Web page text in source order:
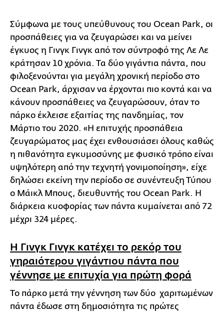
Σύμφωνα με τους υπεύθυνους του Ocean Park, οι
προσπάθειες για να ζευγαρώσει και να μείνει
έγκυος η Γινγκ Γινγκ από τον σύντροφό της Λε Λε
κράτησαν 10 χρόνια. Τα δύο γιγάντια πάντα, που
φιλοξενούνται για μεγάλη χρονική περίοδο στο
Ocean Park, άρχισαν να έρχονται πιο κοντά και να
κάνουν προσπάθειες να ζευγαρώσουν, όταν το
πάρκο έκλεισε εξαιτίας της πανδημίας, τον
Μάρτιο του 2020. «Η επιτυχής προσπάθεια
ζευγαρώματος μας έχει ενθουσιάσει όλους καθώς
η πιθανότητα εγκυμοσύνης με φυσικό τρόπο είναι
υψηλότερη από την τεχνητή γονιμοποίηση», είχε
δηλώσει εκείνη την περίοδο σε συνέντευξη Τύπου
ο Μάικλ Μπους, διευθυντής του Ocean Park. Η
διάρκεια κυοφορίας των πάντα κυμαίνεται από 72
μέχρι 324 μέρες.
Η Γινγκ Γινγκ κατέχει το ρεκόρ του
γηραιότερου γιγάντιου πάντα που
γέννησε με επιτυχία για πρώτη φορά
Το πάρκο μετά την γέννηση των δύο χαριτωμένων
πάντα έδωσε στη δημοσιότητα τις πρώτες